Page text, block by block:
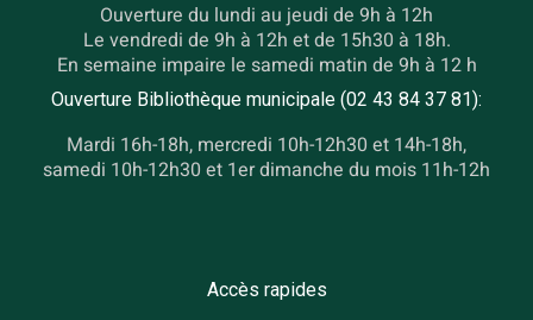
Ouverture du lundi au jeudi de 9h à 12h
Le vendredi de 9h à 12h et de 15h30 à 18h.
En semaine impaire le samedi matin de 9h à 12 h
Ouverture Bibliothèque municipale (02 43 84 37 81):
Mardi 16h-18h, mercredi 10h-12h30 et 14h-18h,
samedi 10h-12h30 et 1er dimanche du mois 11h-12h
Accès rapides